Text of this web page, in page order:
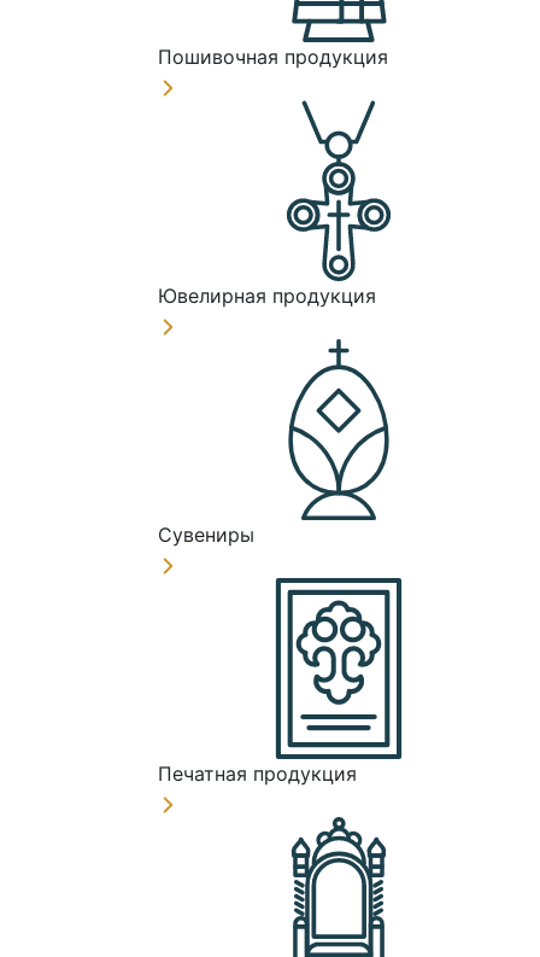
Пошивочная продукция
Ювелирная продукция
Сувениры
Печатная продукция